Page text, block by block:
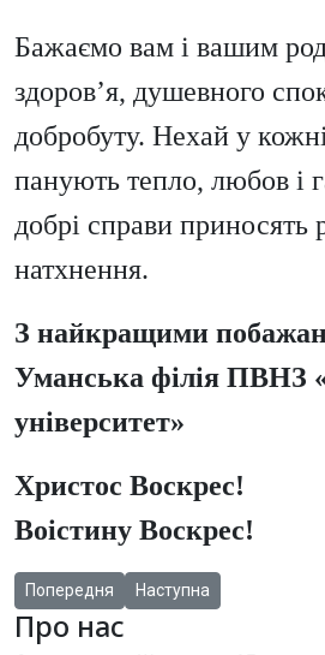
Бажаємо вам і вашим
здоров’я, душевного
добробуту. Нехай у
панують тепло, любов і
добрі справи приносять
натхнення.
З найкращими
Уманська філія ПВНЗ
університет»
Христос Воскрес!
Воістину Воскрес!
Попередня стаття: 30 Днів до НМТ
Попередня Наступна стаття:
Наступна
Про нас